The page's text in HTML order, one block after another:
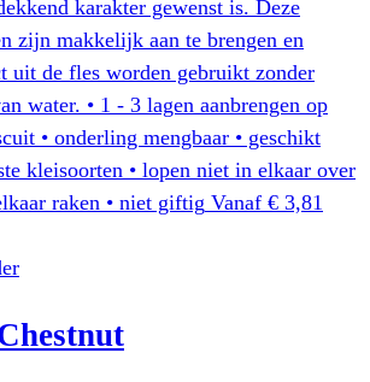
karakter gewenst is. Deze
zijn makkelijk aan te brengen en
uit de fles worden gebruikt zonder
water. • 1 - 3 lagen aanbrengen op
• onderling mengbaar • geschikt
kleisoorten • lopen niet in elkaar over
raken • niet giftig Vanaf € 3,81